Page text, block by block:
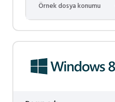
Örnek dosya konumu